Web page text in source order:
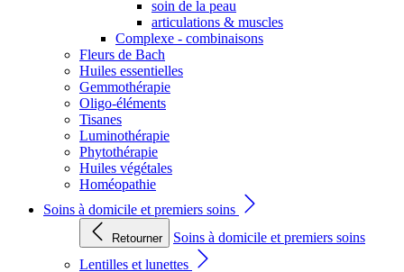
soin de la peau
articulations & muscles
Complexe - combinaisons
Fleurs de Bach
Huiles essentielles
Gemmothérapie
Oligo-éléments
Tisanes
Luminothérapie
Phytothérapie
Huiles végétales
Homéopathie
Soins à domicile et premiers soins
Retourner
Soins à domicile et premiers soins
Lentilles et lunettes